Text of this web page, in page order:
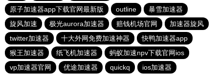
原子加速器app下载官网最新版
outline
暴雪加速器
旋风加速
极光aurora加速器 赔钱机场官网
加速器旋风
twitter加速器
十大外网免费加速神器
快鸭加速器app
猴王加速器
纸飞机加速器
蚂蚁加速npv下载官网ios
vp加速器官网
优途加速器 quickq ios加速器